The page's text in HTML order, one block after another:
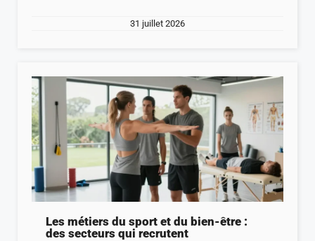
31 juillet 2026
Les métiers du sport et du bien-être :
des secteurs qui recrutent